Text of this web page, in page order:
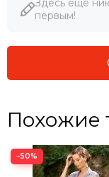
Здесь еще
первым!
Похожие
−50%